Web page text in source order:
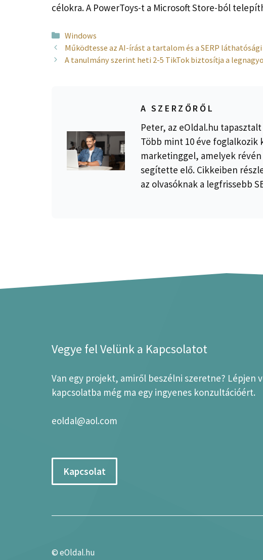
célokra. A PowerToys-t a Microsoft Store-ból
Kategória
Windows
Működtesse az AI-írást a tartalom és a SERP
A tanulmány szerint heti 2-5 TikTok biztosítja a
A SZERZŐRŐL
Peter, az eOldal.hu
Több mint 10 éve foglalkozik
marketinggel, amelyek
segítette elő. Cikkeiben
az olvasóknak a legfrissebb
Vegye fel Velünk a Kapcsolatot
Van egy projekt, amiről beszélni szeretne? Lépjen
kapcsolatba még ma egy ingyenes konzultációért.
eoldal@aol.com
Kapcsolat
©eOldal.hu